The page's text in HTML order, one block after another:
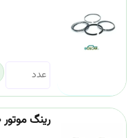
رینگ موتور 50 پراید یورو4 مارموت